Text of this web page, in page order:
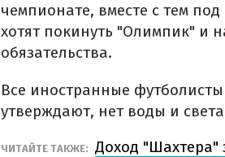
чемпионате, вместе с тем
хотят покинуть "Олимпик" и
обязательства.
Все иностранные
утверждают, нет воды и
ЧИТАЙТЕ ТАКЖЕ: Доход "Шахтера"